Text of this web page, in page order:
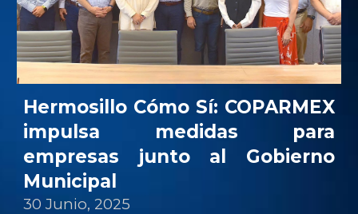
Hermosillo Cómo Sí: COPARMEX
impulsa medidas para
empresas junto al Gobierno
Municipal
30 Junio, 2025